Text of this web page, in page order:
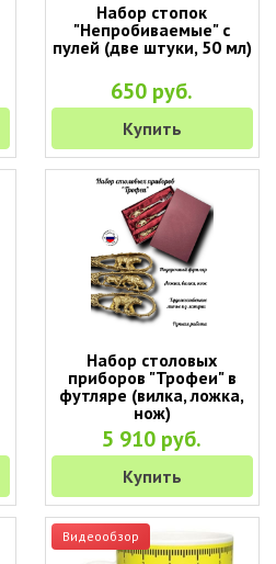
Набор стопок
"Непробиваемые" с
пулей (две штуки, 50 мл)
650 руб.
Купить
Набор столовых
приборов "Трофеи" в
футляре (вилка, ложка,
нож)
5 910 руб.
Купить
Видеообзор